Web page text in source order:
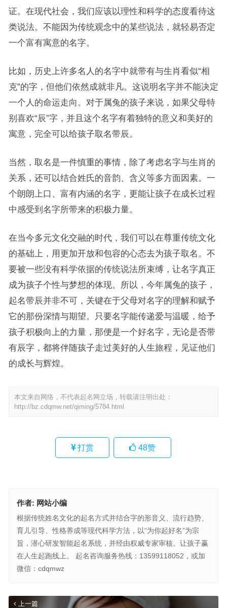
证。在现代社会，我们应该以理性和科学的态度看待这
类说法。不能因为传统观念中的某些说法，就轻易否定
一个富有寓意的名字。
比如，历史上许多名人的名字中就带有与生肖看似“相
克”的字，但他们依然成就非凡。这说明名字并不能决定
一个人的命运走向。对于属兔的孩子来说，如果父母特
别喜欢“辰”字，并且这个名字有着独特的意义和美好的
寓意，完全可以给孩子取名带辰。
当然，取名是一件慎重的事情，除了考虑名字与生肖的
关系，还可以结合姓氏的音韵、含义等多方面因素。一
个朗朗上口、富有内涵的名字，更能让孩子在成长过程
中感受到名字所带来的积极力量。
在当今多元文化交融的时代，我们可以在尊重传统文化
的基础上，用更加开放和包容的心态去为孩子取名。不
要被一些没有科学依据的传统说法所束缚，让名字真正
成为孩子个性与梦想的体现。所以，今年属兔的孩子，
起名带辰并非不可，关键在于父母对名字的理解和赋予
它的那份深情与期望。只要名字能传递爱与温暖，给予
孩子积极向上的力量，那便是一个好名字，无论是否带
有辰字，都将伴随孩子走过美好的人生旅程，见证他们
的成长与辉煌。
本文来自网络，不代表起名网立场，转载请注明出处：
http://bz.cdqmw.net/qiming/5784.html
打赏 48赞
作者: 网站小编
根据传统姓名文化的起名方式并结合字的形音义、流行趋势、
育儿引导、性格养成等现代科学方法，以“为你起好名”为宗
旨，潜心研发智能起名系统，并经由权威专家审核。让孩子赢
在人生起跑线上。 起名咨询服务热线：13599118052，或加
微信：cdqmwz
上一篇